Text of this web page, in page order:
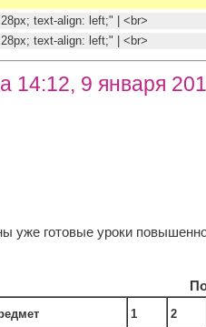
text-align: left;" | <br>
text-align: left;" | <br>
14:12, 9 января
уже готовые уроки
1 2